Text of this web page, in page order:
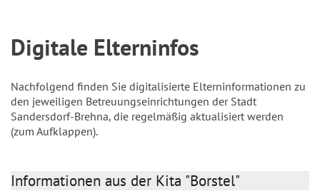
Digitale Elterninfos
Nachfolgend finden Sie digitalisierte Elterninformationen zu
den jeweiligen Betreuungseinrichtungen der Stadt
Sandersdorf-Brehna, die regelmäßig aktualisiert werden
(zum Aufklappen).
Informationen aus der Kita "Borstel"